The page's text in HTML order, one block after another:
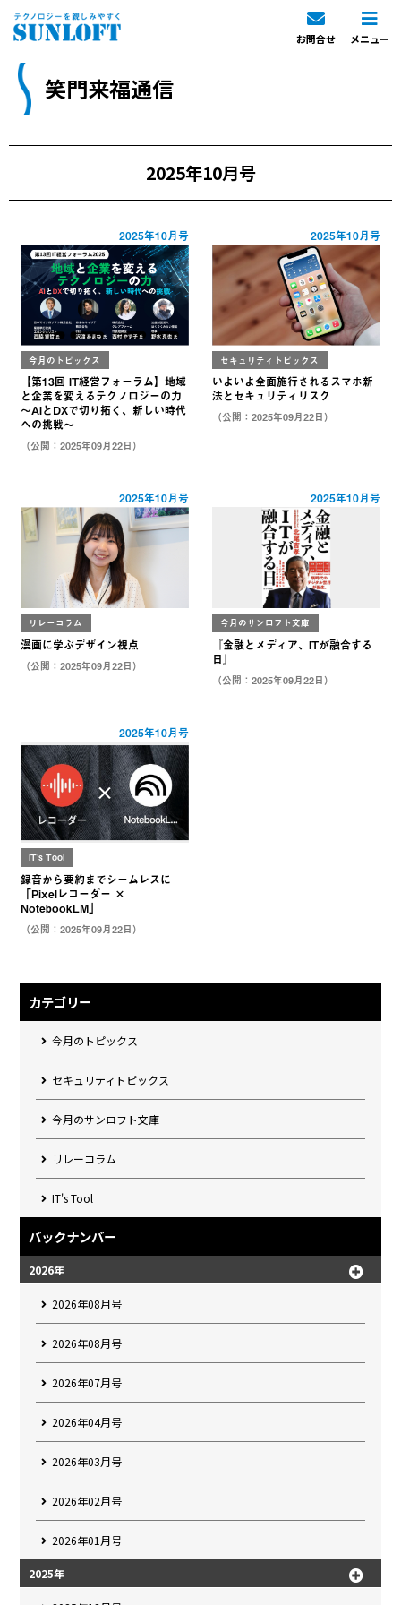
メニュー
お問合せ
笑門来福通信
2025年10月号
2025年10月号
今月のトピックス
【第13回 IT経営フォーラム】地域
と企業を変えるテクノロジーの力
～AIとDXで切り拓く、新しい時代
への挑戦～
（公開：2025年09月22日）
2025年10月号
セキュリティトピックス
いよいよ全面施行されるスマホ新
法とセキュリティリスク
（公開：2025年09月22日）
2025年10月号
リレーコラム
漫画に学ぶデザイン視点
（公開：2025年09月22日）
2025年10月号
今月のサンロフト文庫
『金融とメディア、ITが融合する
日』
（公開：2025年09月22日）
2025年10月号
IT's Tool
録音から要約までシームレスに
「Pixelレコーダー ×
NotebookLM」
（公開：2025年09月22日）
カテゴリー
今月のトピックス
セキュリティトピックス
今月のサンロフト文庫
リレーコラム
IT's Tool
バックナンバー
2026年
2026年08月号
2026年08月号
2026年07月号
2026年04月号
2026年03月号
2026年02月号
2026年01月号
2025年